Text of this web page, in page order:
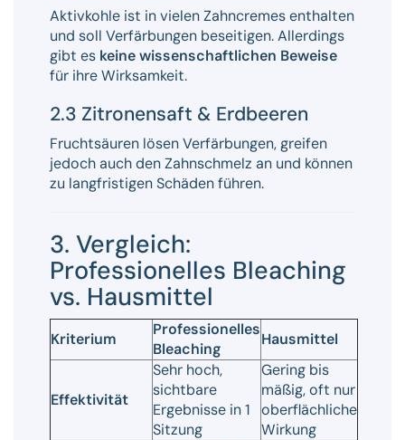
Aktivkohle ist in vielen Zahncremes enthalten
und soll Verfärbungen beseitigen. Allerdings
gibt es keine wissenschaftlichen Beweise
für ihre Wirksamkeit.
2.3 Zitronensaft & Erdbeeren
Fruchtsäuren lösen Verfärbungen, greifen
jedoch auch den Zahnschmelz an und können
zu langfristigen Schäden führen.
3. Vergleich:
Professionelles Bleaching
vs. Hausmittel
Kriterium
Professionelles
Bleaching
Hausmittel
Effektivität
Sehr hoch,
sichtbare
Ergebnisse in 1
Sitzung
Gering bis
mäßig, oft nur
oberflächliche
Wirkung